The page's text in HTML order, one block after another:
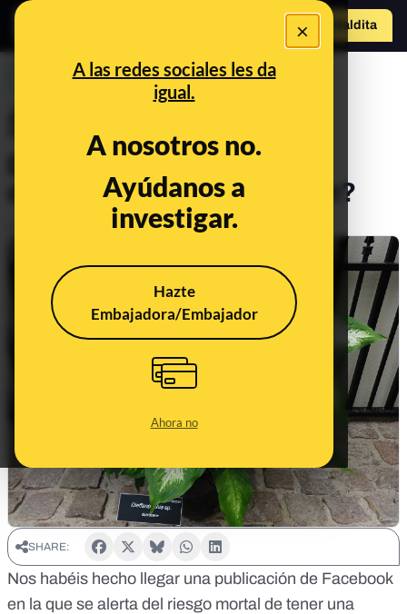
×
A las redes sociales les da
igual.
A nosotros no.
Ayúdanos a
investigar.
Hazte
Embajadora/Embajador
Ahora no
Hazte Maldito
a
PREBUNKING
¿Qué sabemos sobre la
"intoxicación" con
Dieffenbachia, una planta
decorativa bastante común?
Nov 21, 2019, 7:14:00 PM
SHARE:
Nos habéis hecho llegar una publicación de Facebook
en la que se alerta del riesgo mortal de tener una